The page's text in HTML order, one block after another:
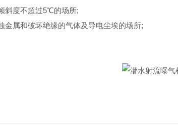
斜度不超过5℃的场所;
金属和破坏绝缘的气体及导电尘埃的场所;